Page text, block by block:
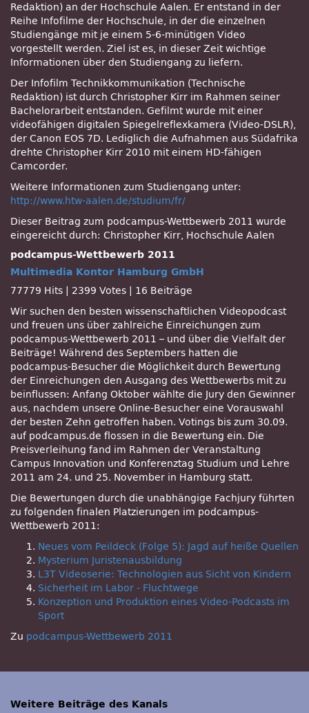
Redaktion) an der Hochschule Aalen. Er entstand in der
Reihe Infofilme der Hochschule, in der die einzelnen
Studiengänge mit je einem 5-6-minütigen Video
vorgestellt werden. Ziel ist es, in dieser Zeit wichtige
Informationen über den Studiengang zu liefern.
Der Infofilm Technikkommunikation (Technische
Redaktion) ist durch Christopher Kirr im Rahmen seiner
Bachelorarbeit entstanden. Gefilmt wurde mit einer
videofähigen digitalen Spiegelreflexkamera (Video-DSLR),
der Canon EOS 7D. Lediglich die Aufnahmen aus Südafrika
drehte Christopher Kirr 2010 mit einem HD-fähigen
Camcorder.
Weitere Informationen zum Studiengang unter:
http://www.htw-aalen.de/studium/fr/
Dieser Beitrag zum podcampus-Wettbewerb 2011 wurde
eingereicht durch: Christopher Kirr, Hochschule Aalen
podcampus-Wettbewerb 2011
Multimedia Kontor Hamburg GmbH
77779 Hits
2399 Votes
16 Beiträge
Wir suchen den besten wissenschaftlichen Videopodcast
und freuen uns über zahlreiche Einreichungen zum
podcampus-Wettbewerb 2011 – und über die Vielfalt der
Beiträge! Während des Septembers hatten die
podcampus-Besucher die Möglichkeit durch Bewertung
der Einreichungen den Ausgang des Wettbewerbs mit zu
beinflussen: Anfang Oktober wählte die Jury den Gewinner
aus, nachdem unsere Online-Besucher eine Vorauswahl
der besten Zehn getroffen haben. Votings bis zum 30.09.
auf podcampus.de flossen in die Bewertung ein. Die
Preisverleihung fand im Rahmen der Veranstaltung
Campus Innovation und Konferenztag Studium und Lehre
2011 am 24. und 25. November in Hamburg statt.
Die Bewertungen durch die unabhängige Fachjury führten
zu folgenden finalen Platzierungen im podcampus-
Wettbewerb 2011:
Neues vom Peildeck (Folge 5): Jagd auf heiße Quellen
Mysterium Juristenausbildung
L3T Videoserie: Technologien aus Sicht von Kindern
Sicherheit im Labor - Fluchtwege
Konzeption und Produktion eines Video-Podcasts im
Sport
Zu podcampus-Wettbewerb 2011
Weitere Beiträge des Kanals